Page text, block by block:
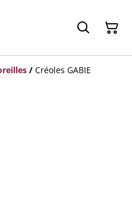
/ Créoles GABIE